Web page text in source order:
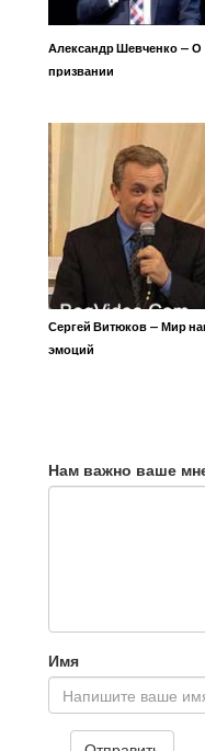
Александр Шевченко — О
призвании
Сергей Витюков — Мир
эмоций
Нам важно ваше
Имя